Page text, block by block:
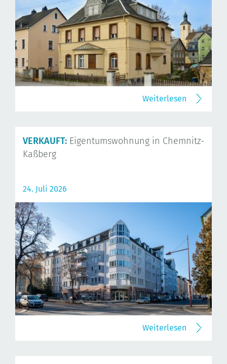
Weiterlesen
VERKAUFT: Eigentumswohnung in Chemnitz-
Kaßberg
24. Juli 2026
Weiterlesen